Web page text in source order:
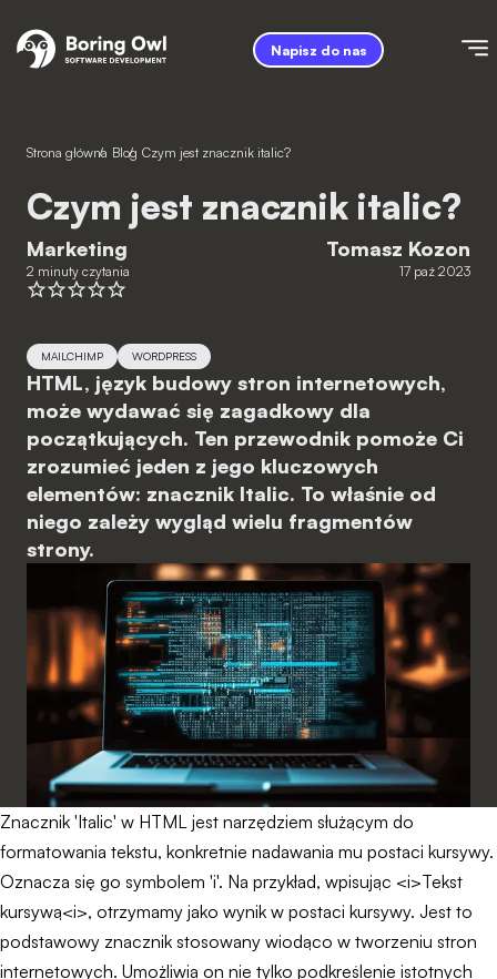
Napisz do nas
Strona główna
/ Blog
/ Czym jest znacznik italic?
Czym jest znacznik italic?
Marketing
2 minuty czytania
Tomasz Kozon
17 paź 2023
MAILCHIMP WORDPRESS
HTML, język budowy stron internetowych,
może wydawać się zagadkowy dla
początkujących. Ten przewodnik pomoże Ci
zrozumieć jeden z jego kluczowych
elementów: znacznik Italic. To właśnie od
niego zależy wygląd wielu fragmentów
strony.
Znacznik 'Italic' w HTML jest narzędziem służącym do
formatowania tekstu, konkretnie nadawania mu postaci kursywy.
Oznacza się go symbolem 'i'. Na przykład, wpisując <i>Tekst
kursywą<i>, otrzymamy jako wynik w postaci kursywy. Jest to
podstawowy znacznik stosowany wiodąco w tworzeniu stron
internetowych. Umożliwia on nie tylko podkreślenie istotnych